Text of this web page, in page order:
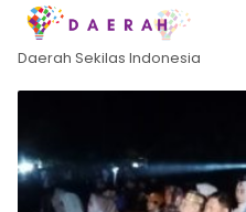
Daerah Sekilas Indonesia